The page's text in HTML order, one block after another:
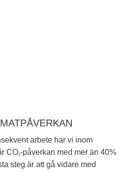
arbete har vi inom
CO2-påverkan med mer än 40%
steg är att gå vidare med